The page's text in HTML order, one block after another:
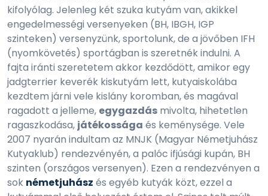
kifolyólag. Jelenleg két szuka kutyám van, akikkel
engedelmességi versenyeken (BH, IBGH, IGP
szinteken) versenyzünk, sportolunk, de a jövőben IFH
(nyomkövetés) sportágban is szeretnék indulni. A
fajta iránti szeretetem akkor kezdődött, amikor egy
jadgterrier keverék kiskutyám lett, kutyaiskolába
kezdtem járni vele kislány koromban, és magával
ragadott a jelleme, egygazdás mivolta, hihetetlen
ragaszkodása, játékossága és keménysége. Vele
2007 nyarán indultam az MNJK (Magyar Németjuhász
Kutyaklub) rendezvényén, a palóc ifjúsági kupán, BH
szinten (országos versenyen). Ezen a rendezvényen a
sok németjuhász és egyéb kutyák közt, ezzel a